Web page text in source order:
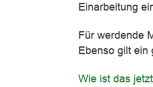
Einarbeitung
Für werdende
Ebenso gilt ein
Wie ist das